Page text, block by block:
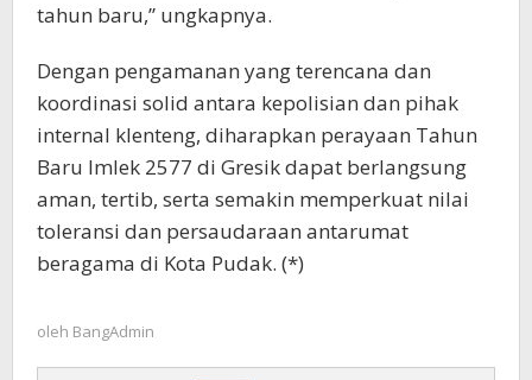
tahun baru,” ungkapnya.
Dengan pengamanan yang terencana dan
koordinasi solid antara kepolisian dan pihak
internal klenteng, diharapkan perayaan Tahun
Baru Imlek 2577 di Gresik dapat berlangsung
aman, tertib, serta semakin memperkuat nilai
toleransi dan persaudaraan antarumat
beragama di Kota Pudak. (*)
oleh BangAdmin